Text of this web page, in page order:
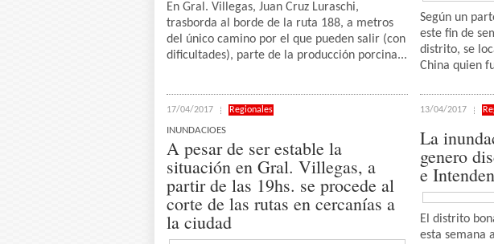
En Gral. Villegas, Juan Cruz Luraschi,
trasborda al borde de la ruta 188, a metros
del único camino por el que pueden salir (con
dificultades), parte de la producción porcina...
Según un
este fin de
distrito, se
China quien
17/04/2017 Regionales
INUNDACIOES
A pesar de ser estable la
situación en Gral. Villegas, a
partir de las 19hs. se procede al
corte de las rutas en cercanías a
la ciudad
13/04/2017
La
genero
e
El distrito
esta semana